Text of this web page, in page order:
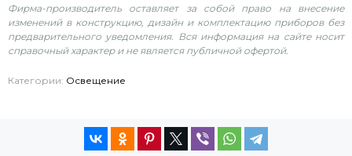
Фирма-производитель оставляет за собой право на внесение
изменений в конструкцию, дизайн и комплектацию приборов без
предварительного уведомления. Вся информация на сайте носит
справочный характер и не является публичной офертой.
Категории: Освещение